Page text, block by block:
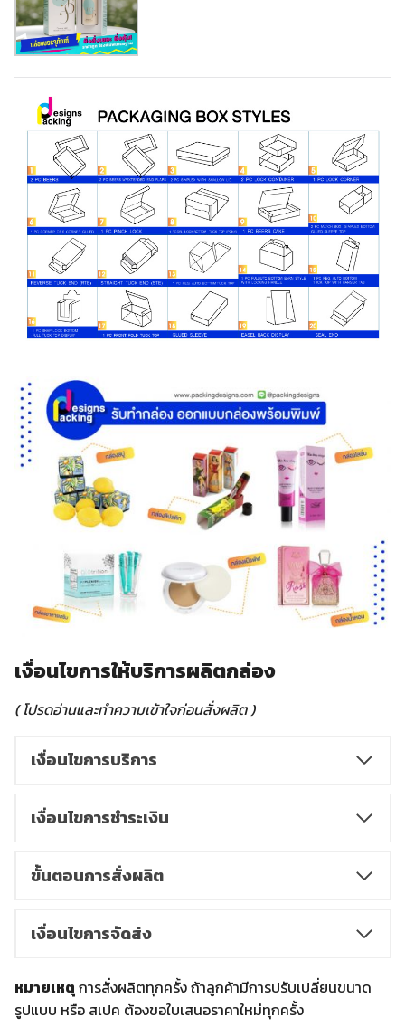
เงื่อนไขการให้บริการผลิตกล่อง
( โปรดอ่านและทำความเข้าใจก่อนสั่งผลิต )
เงื่อนไขการบริการ
เงื่อนไขการชำระเงิน
ขั้นตอนการสั่งผลิต
เงื่อนไขการจัดส่ง
หมายเหตุการสั่งผลิตทุกครั้ง ถ้าลูกค้ามีการปรับเปลี่ยนขนาด
รูปแบบ หรือ สเปค ต้องขอใบเสนอราคาใหม่ทุกครั้ง